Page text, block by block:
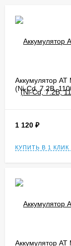
Аккумулятор AT
(Ni-Cd, 7.2В,
1 120 ₽
КУПИТЬ В 1 КЛИК
Аккумулятор AT